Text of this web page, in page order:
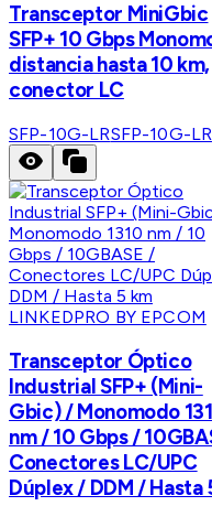
Transceptor MiniGbic
SFP+ 10 Gbps
distancia hasta 10 km,
conector LC
SFP-10G-LRSFP-10G-LR
LINKEDPRO BY EPCOM
Transceptor Óptico
Industrial SFP+ (Mini-
Gbic) / Monomodo
nm / 10 Gbps /
Conectores LC/UPC
Dúplex / DDM / Hasta